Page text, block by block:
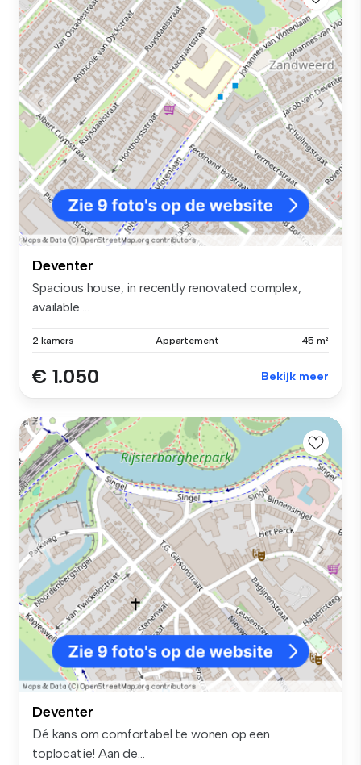
Deventer
Spacious house, in recently renovated complex,
available ...
2 kamers Appartement 45 m²
€ 1.050 Bekijk meer
Deventer
Dé kans om comfortabel te wonen op een
toplocatie! Aan de...